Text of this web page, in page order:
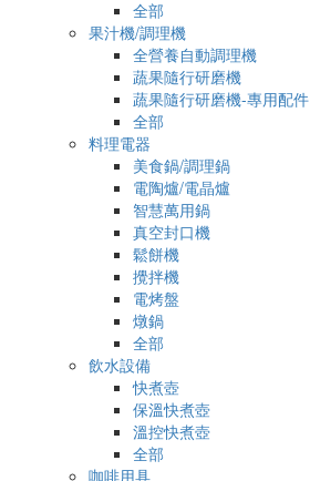
全部
果汁機/調理機
全營養自動調理機
蔬果隨行研磨機
蔬果隨行研磨機-專用配件
全部
料理電器
美食鍋/調理鍋
電陶爐/電晶爐
智慧萬用鍋
真空封口機
鬆餅機
攪拌機
電烤盤
燉鍋
全部
飲水設備
快煮壺
保溫快煮壺
溫控快煮壺
全部
咖啡用具